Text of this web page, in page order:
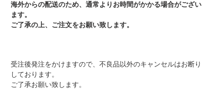
海外からの配送のため、通常よりお時間がかかる場合がござい
ます。
ご了承の上、ご注文をお願い致します。
受注後発注をかけますので、不良品以外のキャンセルはお断り
しております。
ご了承お願い致します。